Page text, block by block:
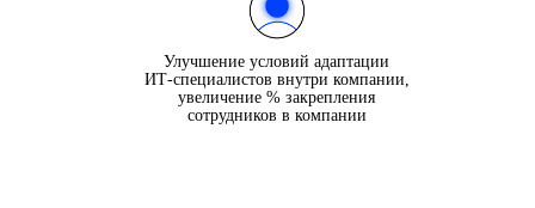
Улучшение условий адаптации
ИТ-специалистов внутри компании,
увеличение % закрепления
сотрудников в компании